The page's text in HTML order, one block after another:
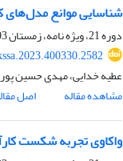
شناسایی موانع
دوره 21، ویژه نامه، زمستان 1403، صفحه
عطیه خدایی، مهدی حسین
مشاهده مقاله
اصل
واکاوی تجربه شکست